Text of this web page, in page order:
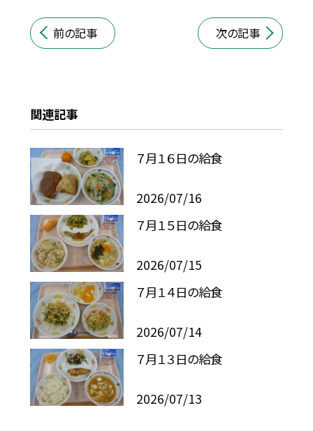
前の記事 次の記事
関連記事
７月１６日の給食
2026/07/16
７月１５日の給食
2026/07/15
７月１４日の給食
2026/07/14
７月１３日の給食
2026/07/13